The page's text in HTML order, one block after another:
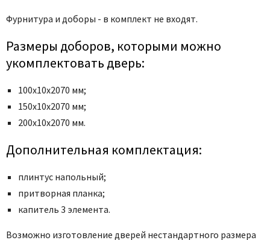
Protector
Regidoors
STR
Uberture
Venezia Unique
Viporte
Zadoor
Фурнитура и доборы - в комплект не входят.
Размеры доборов, которыми можно
укомплектовать дверь:
100х10х2070 мм;
150х10х2070 мм;
200х10х2070 мм.
Дополнительная комплектация:
плинтус напольный;
притворная планка;
капитель 3 элемента.
Возможно изготовление дверей нестандартного размера